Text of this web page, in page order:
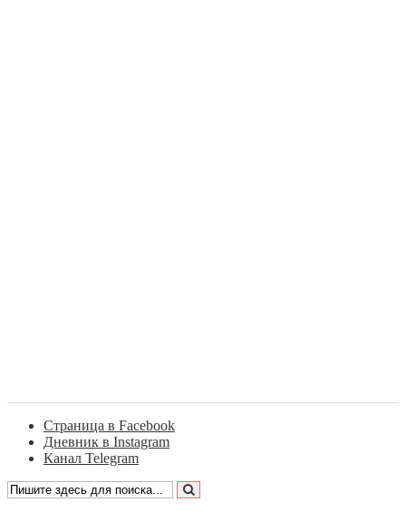
Страница в Facebook
Дневник в Instagram
Канал Telegram